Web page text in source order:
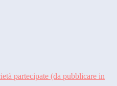
partecipate (da pubblicare in